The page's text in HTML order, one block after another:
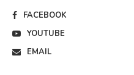
FACEBOOK
YOUTUBE
EMAIL